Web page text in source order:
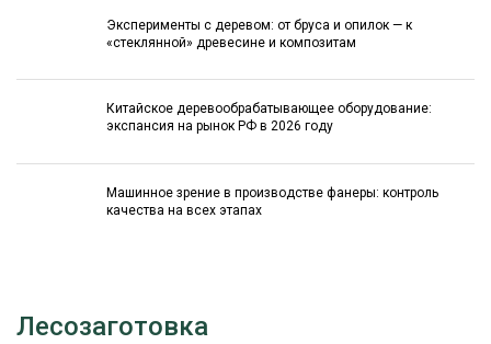
Эксперименты с деревом: от бруса и опилок — к
«стеклянной» древесине и композитам
Китайское деревообрабатывающее оборудование:
экспансия на рынок РФ в 2026 году
Машинное зрение в производстве фанеры: контроль
качества на всех этапах
Лесозаготовка